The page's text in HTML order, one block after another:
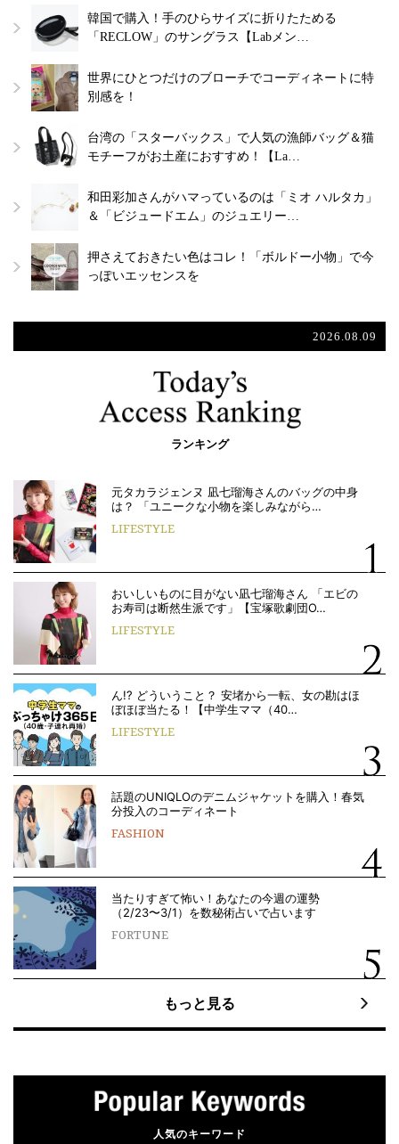
韓国で購入！手のひらサイズに折りたためる
「RECLOW」のサングラス【Labメン…
世界にひとつだけのブローチでコーディネートに特
別感を！
台湾の「スターバックス」で人気の漁師バッグ＆猫
モチーフがお土産におすすめ！【La…
和田彩加さんがハマっているのは「ミオ ハルタカ」
＆「ビジュードエム」のジュエリー…
押さえておきたい色はコレ！「ボルドー小物」で今
っぽいエッセンスを
2026.08.09
ランキング
元タカラジェンヌ 凪七瑠海さんのバッグの中身
は？ 「ユニークな小物を楽しみながら…
LIFESTYLE
おいしいものに目がない凪七瑠海さん 「エビの
お寿司は断然生派です」【宝塚歌劇団O…
LIFESTYLE
ん!? どういうこと？ 安堵から一転、女の勘はほ
ぼほぼ当たる！【中学生ママ（40…
LIFESTYLE
話題のUNIQLOのデニムジャケットを購入！春気
分投入のコーディネート
FASHION
当たりすぎて怖い！あなたの今週の運勢
（2/23〜3/1）を数秘術占いで占います
FORTUNE
もっと見る
人気のキーワード